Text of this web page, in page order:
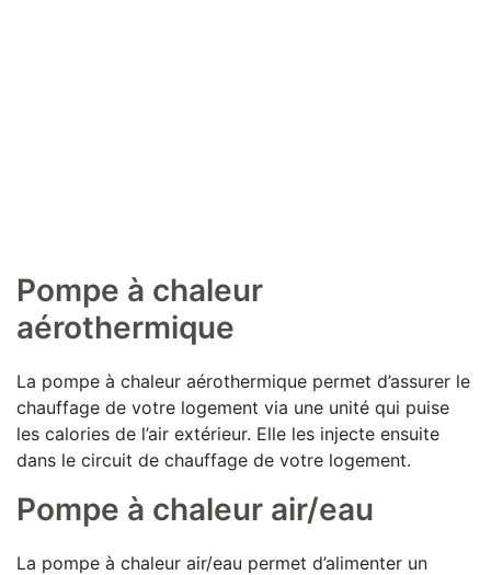
Pompe à chaleur
aérothermique
La pompe à chaleur aérothermique permet d’assurer le
chauffage de votre logement via une unité qui puise
les calories de l’air extérieur. Elle les injecte ensuite
dans le circuit de chauffage de votre logement.
Pompe à chaleur air/eau
La pompe à chaleur air/eau permet d’alimenter un